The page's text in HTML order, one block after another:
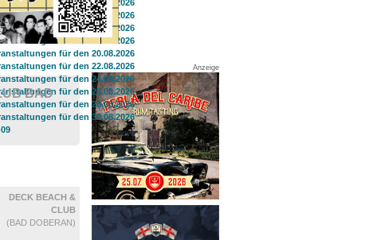
Anzeige
BAD
DECK BEACH &
CLUB
(BAD DOBERAN)